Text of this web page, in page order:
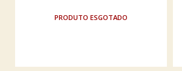
ESGOTADO